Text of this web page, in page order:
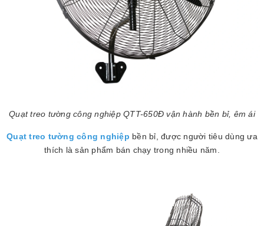
Quạt treo tường công nghiệp QTT-650Đ vận hành bền bỉ, êm ái
Quạt treo tường công nghiệp bền bỉ, được người tiêu dùng ưa
thích là sản phẩm bán chạy trong nhiều năm.